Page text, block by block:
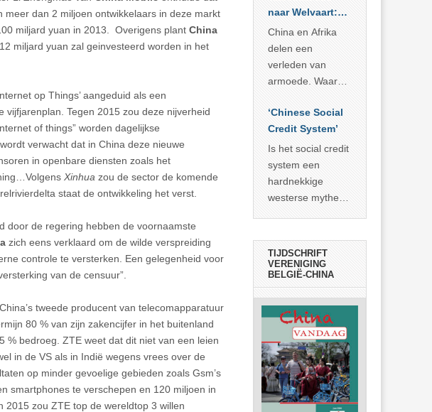
dan 2 miljoen ontwikkelaars in deze markt
miljard yuan in 2013. Overigens plant China
miljard yuan zal geinvesteerd worden in het
op Things’ aangeduid als een
vijfjarenplan. Tegen 2015 zou deze nijverheid
of things” worden dagelijkse
verwacht dat in China deze nieuwe
in openbare diensten zoals het
Xinhua zou de sector de komende
staat de ontwikkeling het verst.
door de regering hebben de voornaamste
zich eens verklaard om de wilde verspreiding
controle te versterken. Een gelegenheid voor
van de censuur”.
tweede producent van telecomapparatuur
80 % van zijn zakencijfer in het buitenland
% bedroeg. ZTE weet dat dit niet van een leien
in de VS als in Indië wegens vrees over de
op minder gevoelige gebieden zoals Gsm’s
smartphones te verschepen en 120 miljoen in
2015 zou ZTE top de wereldtop 3 willen
Wetenschappen
afnam van de
Britse
marxistische
econoom Michael
zien dat
… >> lees meer
naar Welvaart:
Wat Afrika kan
leren van
China’s
economisch
China en Afrika
delen een
verleden van
armoede. Waar
voorbije veertig
jaar in slaagde
meer dan 800
miljoen mensen
uit de armoede
… >> lees meer
‘Chinese Social
Credit System’
Is het social credit
system een
hardnekkige
westerse mythe of
TIJDSCHRIFT
VERENIGING
BELGIË-CHINA